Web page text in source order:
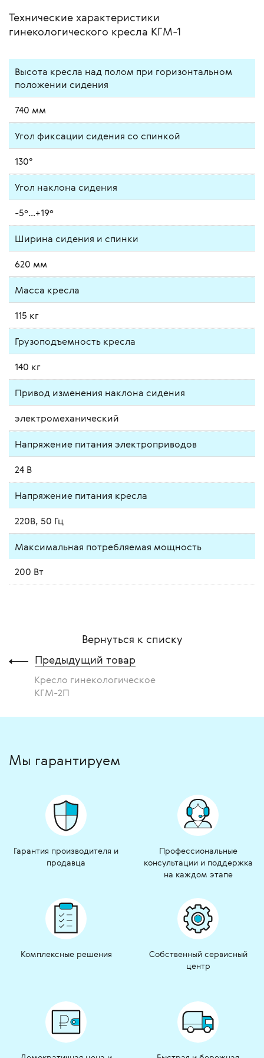
Технические характеристики
гинекологического кресла КГМ-1
Высота кресла над полом при горизонтальном
положении сидения
740 мм
Угол фиксации сидения со спинкой
130°
Угол наклона сидения
-5º…+19º
Ширина сидения и спинки
620 мм
Масса кресла
115 кг
Грузоподъемность кресла
140 кг
Привод изменения наклона сидения
электромеханический
Напряжение питания электроприводов
24 В
Напряжение питания кресла
220В, 50 Гц
Максимальная потребляемая мощность
200 Вт
Вернуться к списку
Предыдущий товар
Кресло гинекологическое
КГМ-2П
Мы гарантируем
Гарантия производителя и
продавца
Профессиональные
консультации и поддержка
на каждом этапе
Комплексные решения
Собственный сервисный
центр